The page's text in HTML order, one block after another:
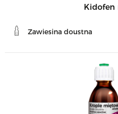
Kidofen
Zawiesina doustna